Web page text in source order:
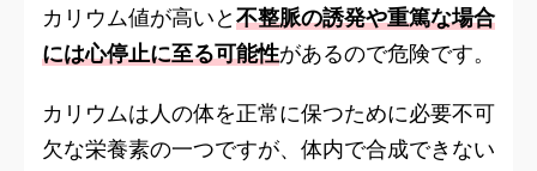
カリウム値が高いと不整脈の誘発や重篤な場合
には心停止に至る可能性があるので危険です。
カリウムは人の体を正常に保つために必要不可
欠な栄養素の一つですが、体内で合成できない